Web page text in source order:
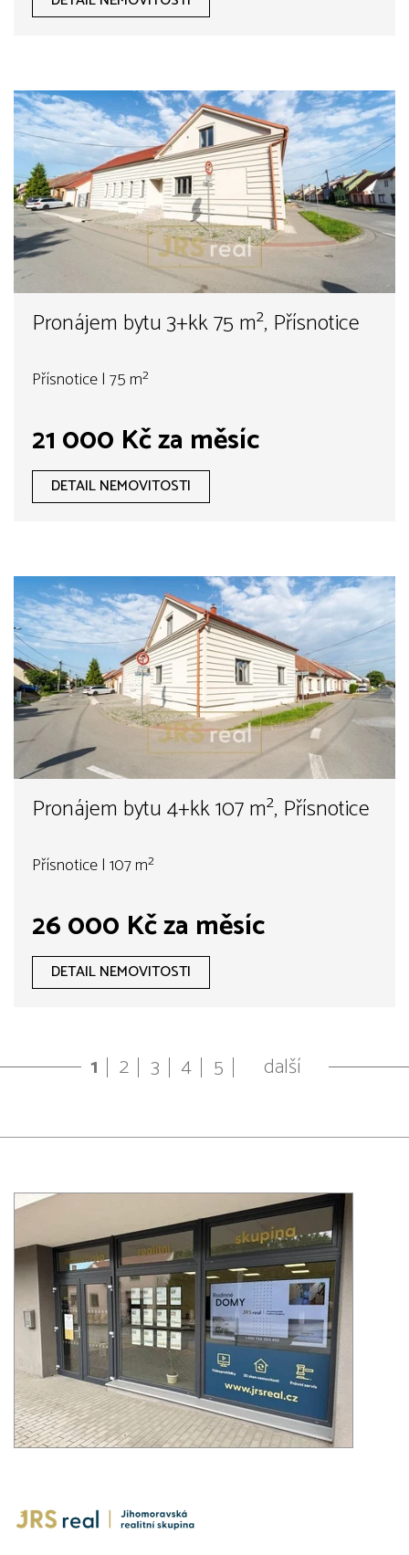
Pronájem bytu 3+kk 75 m², Přísnotice
Přísnotice | 75 m²
21 000 Kč za měsíc
DETAIL NEMOVITOSTI
Pronájem bytu 4+kk 107 m², Přísnotice
Přísnotice | 107 m²
26 000 Kč za měsíc
DETAIL NEMOVITOSTI
1 2 3 4 5 další